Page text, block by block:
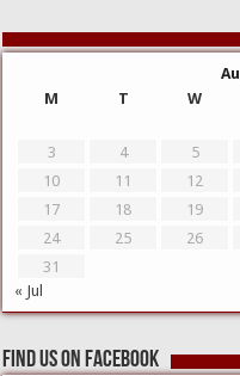
M
T W
3
4 5
10
11 12
17
18 19
24
25 26
31
« Jul
Find us on Facebook